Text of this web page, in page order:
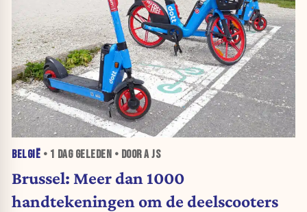
BELGIË • 1 DAGGELEDEN • DOOR A JS
Brussel: Meer dan 1000
handtekeningen om de deelscooters